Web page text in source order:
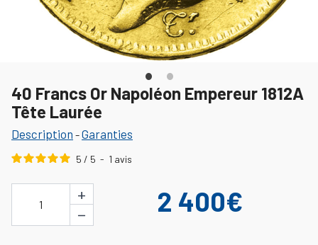
40 Francs Or Napoléon Empereur 1812A
Tête Laurée
Description -Garanties
5 / 5 - 1 avis
1
+
−
2 400€